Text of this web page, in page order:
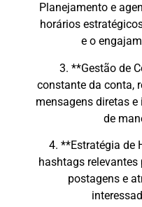
Planejamento e
horários
e o
3. **Gestão de
constante da conta,
mensagens diretas
de
4. **Estratégia de
hashtags
postagens e